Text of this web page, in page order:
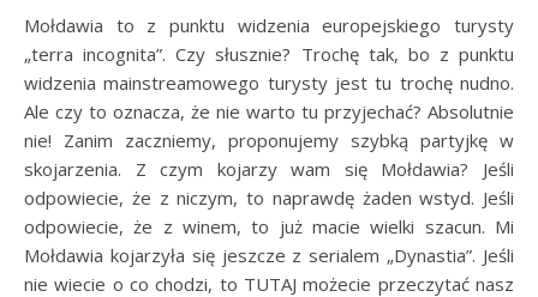
Mołdawia to z punktu widzenia europejskiego turysty
„terra incognita”. Czy słusznie? Trochę tak, bo z punktu
widzenia mainstreamowego turysty jest tu trochę nudno.
Ale czy to oznacza, że nie warto tu przyjechać? Absolutnie
nie! Zanim zaczniemy, proponujemy szybką partyjkę w
skojarzenia. Z czym kojarzy wam się Mołdawia? Jeśli
odpowiecie, że z niczym, to naprawdę żaden wstyd. Jeśli
odpowiecie, że z winem, to już macie wielki szacun. Mi
Mołdawia kojarzyła się jeszcze z serialem „Dynastia”. Jeśli
nie wiecie o co chodzi, to TUTAJ możecie przeczytać nasz